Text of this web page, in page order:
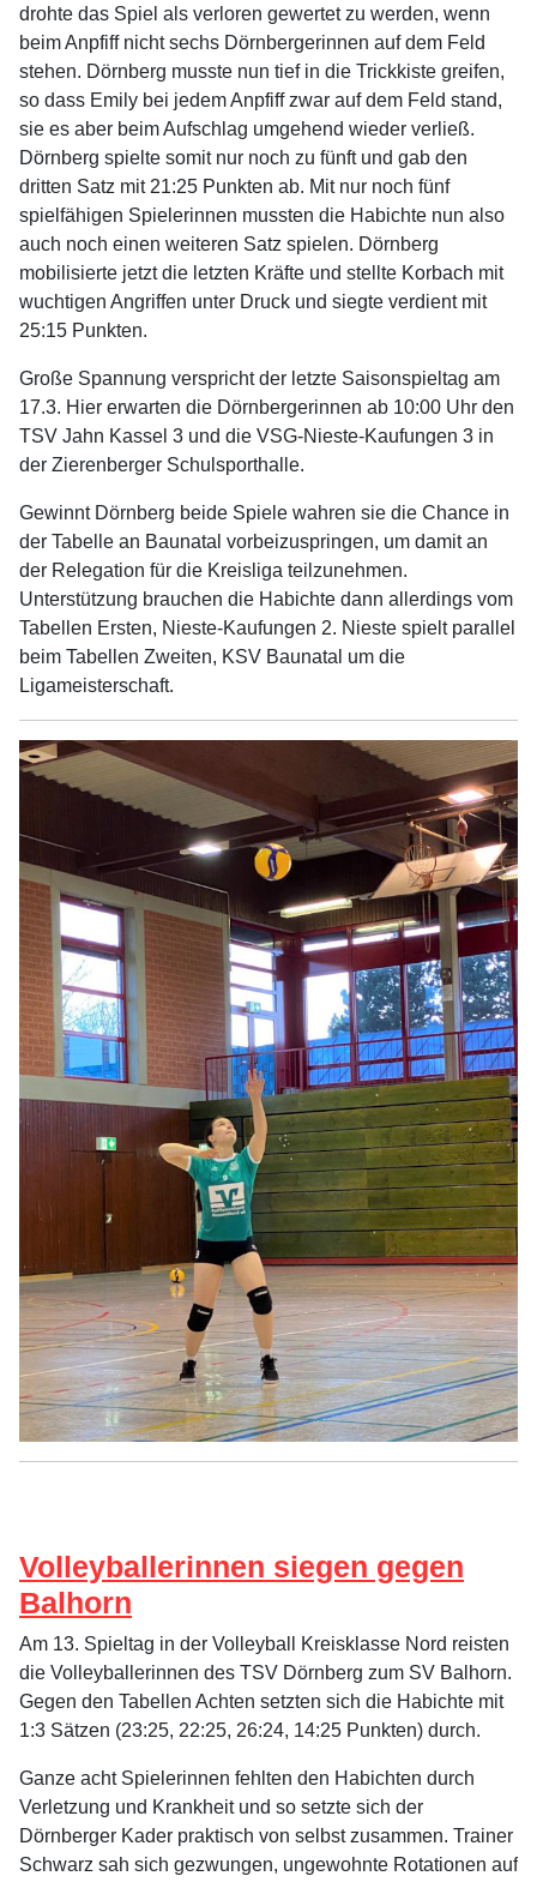
drohte das Spiel als verloren gewertet zu werden, wenn
beim Anpfiff nicht sechs Dörnbergerinnen auf dem Feld
stehen. Dörnberg musste nun tief in die Trickkiste greifen,
so dass Emily bei jedem Anpfiff zwar auf dem Feld stand,
sie es aber beim Aufschlag umgehend wieder verließ.
Dörnberg spielte somit nur noch zu fünft und gab den
dritten Satz mit 21:25 Punkten ab. Mit nur noch fünf
spielfähigen Spielerinnen mussten die Habichte nun also
auch noch einen weiteren Satz spielen. Dörnberg
mobilisierte jetzt die letzten Kräfte und stellte Korbach mit
wuchtigen Angriffen unter Druck und siegte verdient mit
25:15 Punkten.
Große Spannung verspricht der letzte Saisonspieltag am
17.3. Hier erwarten die Dörnbergerinnen ab 10:00 Uhr den
TSV Jahn Kassel 3 und die VSG-Nieste-Kaufungen 3 in
der Zierenberger Schulsporthalle.
Gewinnt Dörnberg beide Spiele wahren sie die Chance in
der Tabelle an Baunatal vorbeizuspringen, um damit an
der Relegation für die Kreisliga teilzunehmen.
Unterstützung brauchen die Habichte dann allerdings vom
Tabellen Ersten, Nieste-Kaufungen 2. Nieste spielt parallel
beim Tabellen Zweiten, KSV Baunatal um die
Ligameisterschaft.
Volleyballerinnen siegen gegen
Balhorn
Am 13. Spieltag in der Volleyball Kreisklasse Nord reisten
die Volleyballerinnen des TSV Dörnberg zum SV Balhorn.
Gegen den Tabellen Achten setzten sich die Habichte mit
1:3 Sätzen (23:25, 22:25, 26:24, 14:25 Punkten) durch.
Ganze acht Spielerinnen fehlten den Habichten durch
Verletzung und Krankheit und so setzte sich der
Dörnberger Kader praktisch von selbst zusammen. Trainer
Schwarz sah sich gezwungen, ungewohnte Rotationen auf